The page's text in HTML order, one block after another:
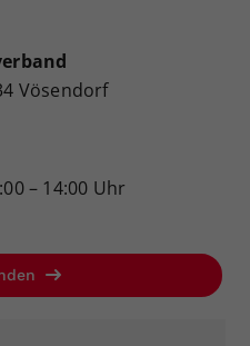
Vösendorf
– 14:00 Uhr